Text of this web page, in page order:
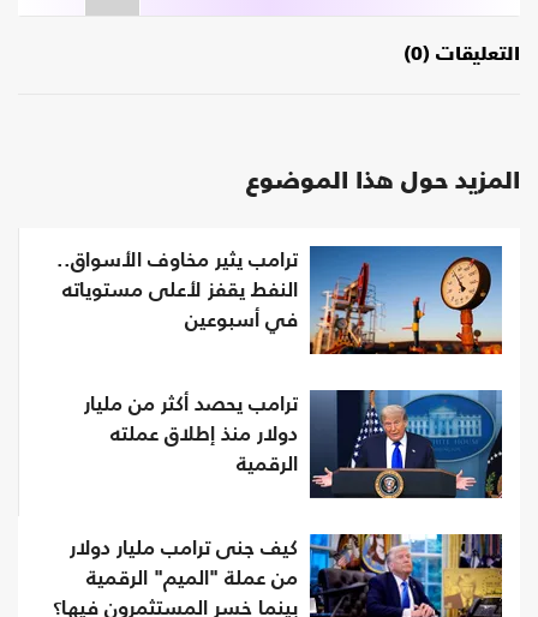
التعليقات (0)
المزيد حول هذا الموضوع
ترامب يثير مخاوف الأسواق..
النفط يقفز لأعلى مستوياته
في أسبوعين
ترامب يحصد أكثر من مليار
دولار منذ إطلاق عملته
الرقمية
كيف جنى ترامب مليار دولار
من عملة "الميم" الرقمية
بينما خسر المستثمرون فيها؟